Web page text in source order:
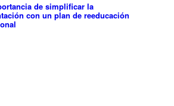
de simplificar la
con un plan de reeducación